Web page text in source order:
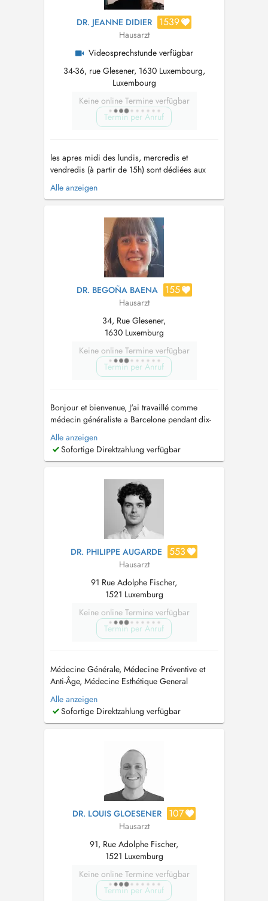
DR. JEANNE DIDIER 1539
Hausarzt
Videosprechstunde verfügbar
34-36, rue Glesener, 1630 Luxembourg,
Luxembourg
Keine online Termine verfügbar
Termin per Anruf
les apres midi des lundis, mercredis et
vendredis (à partir de 15h) sont dédiées aux
urgences (vous pouvez prendre rdv en ligne ou
en m'envoyant un mail
jeudis des creneaux d'urgences sont
disponibles entre 12h30 et 14h (en ligne ou
demande par mail) En...
Alle anzeigen
DR. BEGOÑA BAENA 155
Hausarzt
34, Rue Glesener,
1630 Luxemburg
Keine online Termine verfügbar
Termin per Anruf
Bonjour et bienvenue, J'ai travaillé comme
médecin généraliste a Barcelone pendant dix-
sept ans, ou j'ai accompagné des patients dans
le suivi de leur sante. Aujourdhui, je suis au
Luxembourg pour une nouvelle aventure
vous écouter, de vous acc...
Alle anzeigen
Sofortige Direktzahlung verfügbar
DR. PHILIPPE AUGARDE 553
Hausarzt
91 Rue Adolphe Fischer,
1521 Luxemburg
Keine online Termine verfügbar
Termin per Anruf
Médecine Générale, Médecine Préventive et
Anti-Âge, Médecine Esthétique General
Medicine, Preventive and Anti-Ageing
Medicine, Aesthetic Medicine (FR) Le
secrétariat ainsi que la ligne téléphonique sont
Alle anzeigen
Sofortige Direktzahlung verfügbar
DR. LOUIS GLOESENER 107
Hausarzt
91, Rue Adolphe Fischer,
1521 Luxemburg
Keine online Termine verfügbar
Termin per Anruf